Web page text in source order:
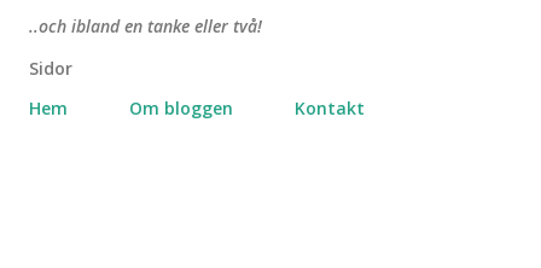
..och ibland en tanke eller två!
Sidor
Hem
Om bloggen Kontakt